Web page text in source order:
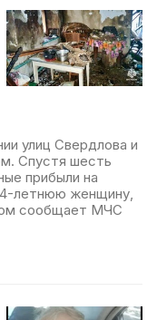
улиц Свердлова и
Спустя шесть
прибыли на
летнюю женщину,
сообщает МЧС